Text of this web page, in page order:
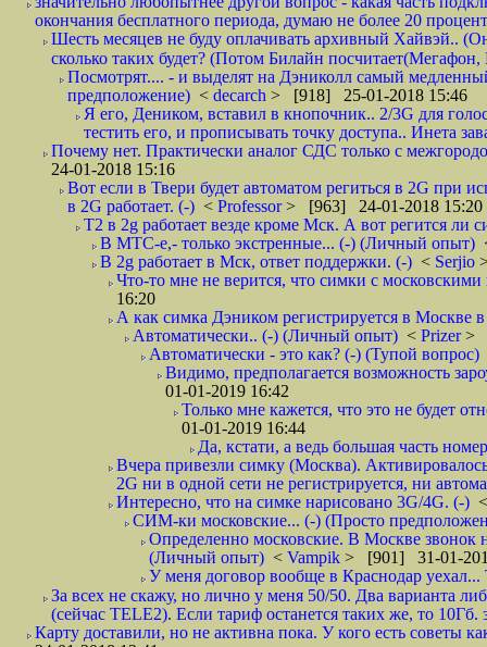
окончания бесплатного периода, думаю не более 20
Шесть месяцев не буду оплачивать архивный Хайвэй..
сколько таких будет? (Потом Билайн
Посмотрят.... - и выделят на Дэниколл самый
предположение) < decarch > [918] 25-01-2018 15:46
Я его, Деником, вставил в кнопочник.. 2/3G для
тестить его, и прописывать точку доступа.. Инета
Почему нет. Практически аналог СДС только с
24-01-2018 15:16
Вот если в Твери будет автоматом региться в 2G при
в 2G работает. (-) < Professor> [963] 24-01-2018 15:20
T2 в 2g работает везде кроме Мск. А вот регится
В МТС-е,- только экстренные... (-) (Личный опыт)
В 2g работает в Мск, ответ поддержки. (-) < Serjio
Что-то мне не верится, что симки с
16:20
А как симка Дэником регистрируется в Москве
Автоматически.. (-) (Личный опыт) < Prizer>
Автоматически - это как? (-) (Тупой вопрос)
Видимо, предполагается возможность
01-01-2019 16:42
Только мне кажется, что это не будет
01-01-2019 16:44
Да, кстати, а ведь большая часть
Вчера привезли симку (Москва).
2G ни в одной сети не регистрируется, ни
Интересно, что на симке нарисовано 3G/4G. (-)
СИМ-ки московские... (-) (Просто
Определенно московские. В Москве звонок
(Личный опыт) < Vampik > [901] 31-01-
У меня договор вообще в Краснодар
За всех не скажу, но лично у меня 50/50. Два варианта
(сейчас TELE2). Если тариф останется таких же, то
Карту доставили, но не активна пока. У кого есть советы